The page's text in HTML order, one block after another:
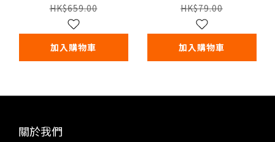
HK$659.00
加入購物車
HK$79.00
加入購物車
關於我們